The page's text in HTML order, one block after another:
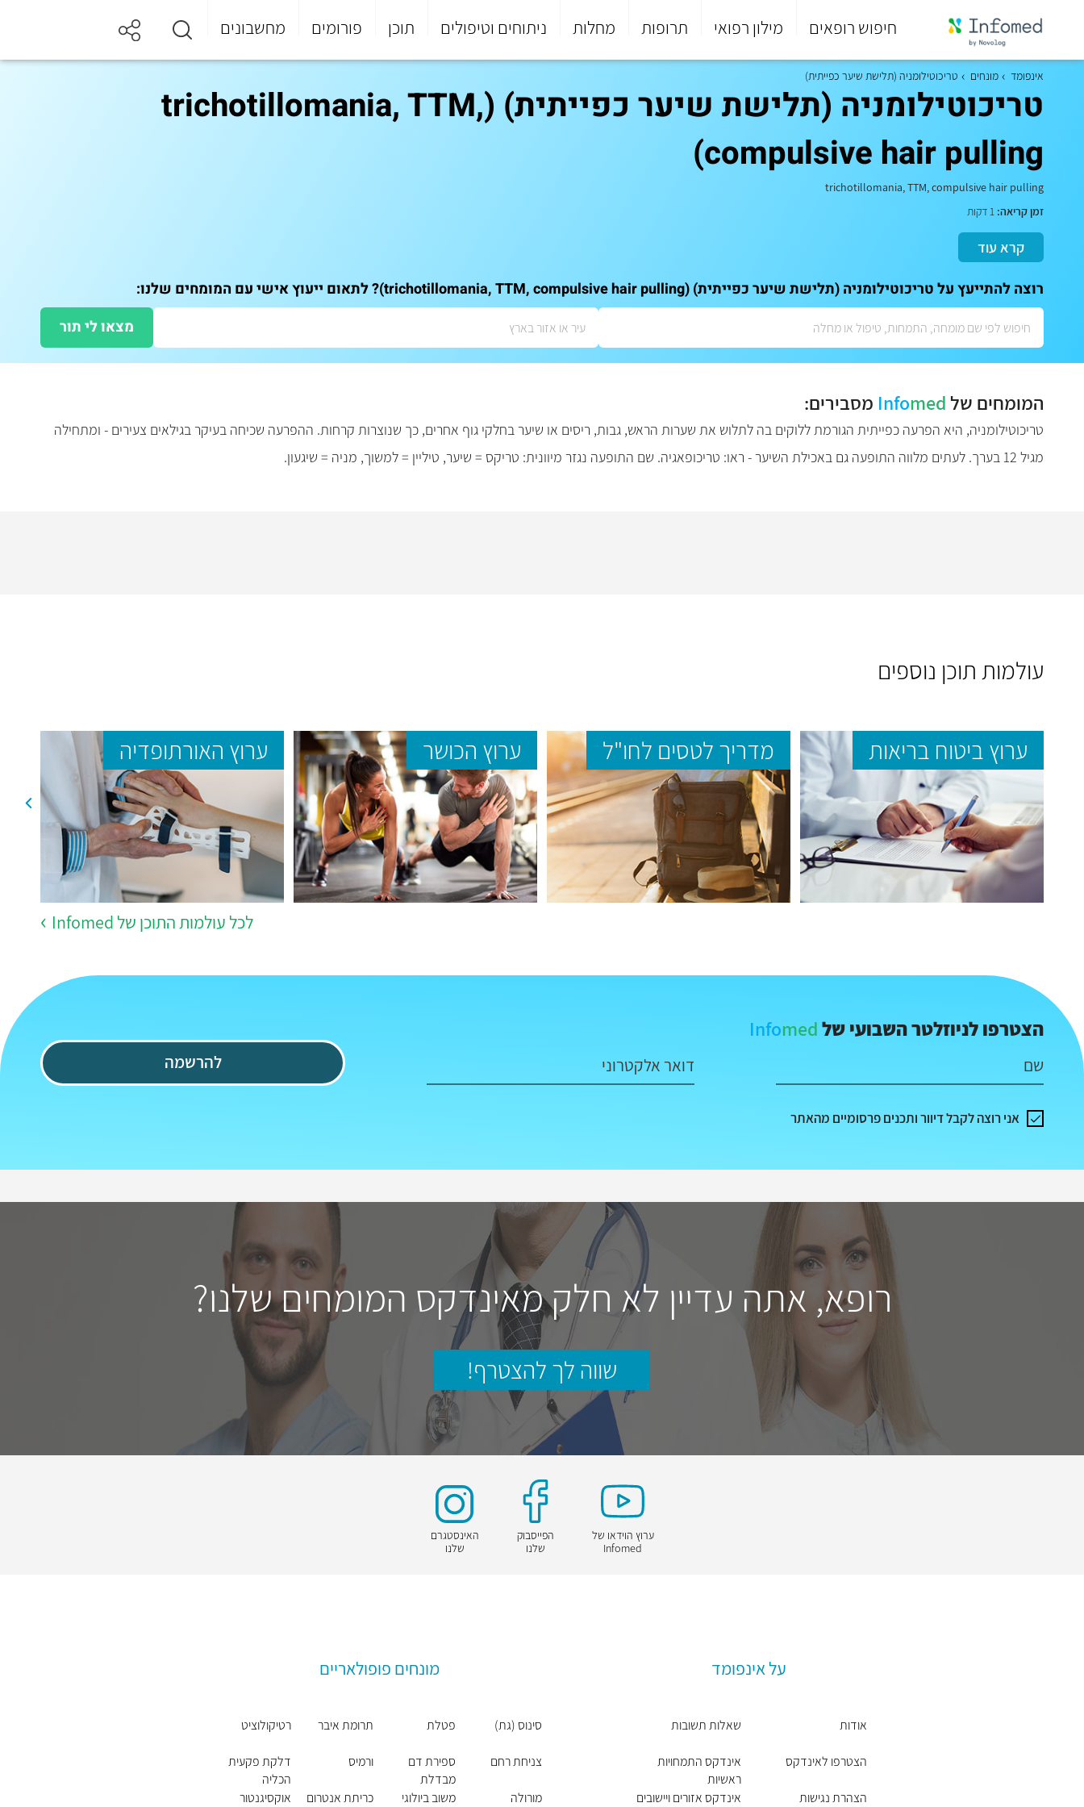
חיפוש רופאים מילון רפואי תרופות מחלות ניתוחים וטיפולים תוכן פורומים מחשבונים
סוף
התפריט
אינפומד מונחים טריכוטילומניה (תלישת שיער כפייתית)
טריכוטילומניה (תלישת שיער כפייתית) (trichotillomania, TTM,
compulsive hair pulling)
trichotillomania, TTM, compulsive hair pulling
זמן קריאה:
קרא עוד
רוצה להתייעץ על טריכוטילומניה (תלישת שיער כפייתית) (trichotillomania, TTM, compulsive hair pulling)? לתאום ייעוץ אישי עם המומחים שלנו:
מצאו לי תור
המומחים של Infomed מסבירים:
טריכוטילומניה, היא הפרעה כפייתית הגורמת ללוקים בה לתלוש את שערות הראש, גבות, ריסים או שיער בחלקי גוף אחרים, כך שנוצרות קרחות. ההפרעה שכיחה בעיקר בגילאים צעירים - ומתחילה
מגיל 12 בערך. לעתים מלווה התופעה גם באכילת השיער - ראו: טריכופאגיה. שם התופעה נגזר מיוונית: טריקס = שיער, טיליין = למשוך, מניה = שיגעון.
עולמות תוכן נוספים
ערוץ ביטוח בריאות מדריך לטסים לחו"ל ערוץ הכושר ערוץ האורתופדיה
לכל עולמות התוכן של Infomed
הצטרפו לניוזלטר השבועי של Infomed
שם דואר אלקטרוני להרשמה
אני רוצה לקבל דיוור ותכנים פרסומיים מהאתר
רופא, אתה עדיין לא חלק מאינדקס המומחים שלנו?
שווה לך להצטרף!
ערוץ הוידאו של
Infomed
הפייסבוק
שלנו
האינסטגרם
שלנו
על אינפומד
אודות
הצטרפו לאינדקס
הצהרת נגישות
שאלות תשובות
אינדקס התמחויות
ראשיות
אינדקס אזורים ויישובים
מונחים פופולאריים
סינוס (גת)
צניחת רחם
מורולה
פטלת
ספירת דם
מבדלת
משוב ביולוגי
תרומת איבר
ורמיס
כריתת אנטרום
רטיקולוציט
דלקת פקעית
הכליה
אוקסיגנטור